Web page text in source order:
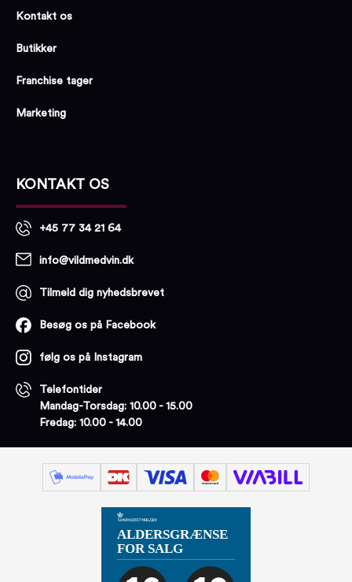
Kontakt os
Butikker
Franchise tager
Marketing
KONTAKT OS
+45 77 34 21 64
info@vildmedvin.dk
Tilmeld dig nyhedsbrevet
Besøg os på Facebook
følg os på Instagram
Telefontider
Mandag-Torsdag: 10.00 - 15.00
Fredag: 10.00 - 14.00